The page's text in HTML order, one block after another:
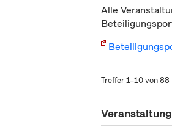
Alle
Treffer 1–10 von 88